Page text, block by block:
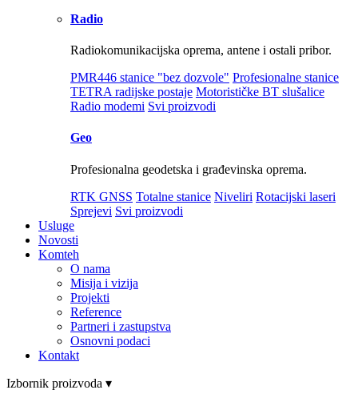
Radio
Radiokomunikacijska oprema, antene i ostali pribor.
PMR446 stanice "bez dozvole" Profesionalne stanice
TETRA radijske postaje Motorističke BT slušalice
Radio modemi Svi proizvodi
Geo
Profesionalna geodetska i građevinska oprema.
RTK GNSS Totalne stanice Niveliri Rotacijski laseri
Sprejevi Svi proizvodi
Usluge
Novosti
Komteh
O nama
Misija i vizija
Projekti
Reference
Partneri i zastupstva
Osnovni podaci
Kontakt
Izbornik proizvoda ▾